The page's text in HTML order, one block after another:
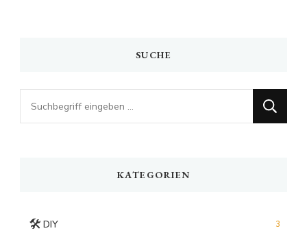
SUCHE
Looking
for
KATEGORIEN
🛠️ DIY 3